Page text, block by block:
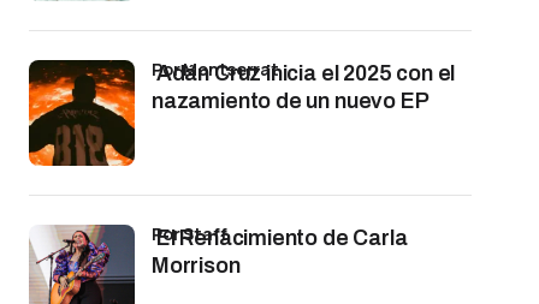
Adán Cruz inicia el 2025 con el
nazamiento de un nuevo EP
por Montserrat
El Renacimiento de Carla
Morrison
por Staff